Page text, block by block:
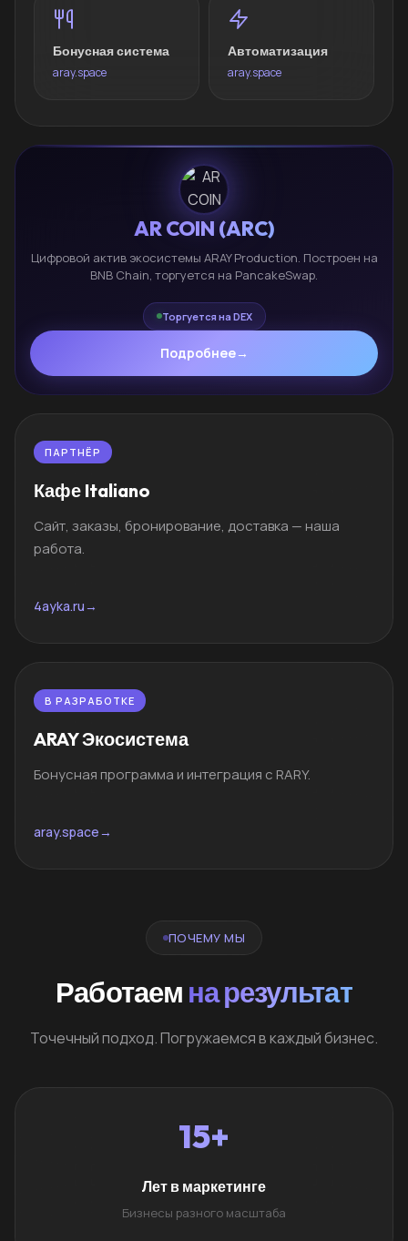
Бонусная система
aray.space
Автоматизация
aray.space
AR COIN (ARC)
Цифровой актив экосистемы ARAY Production. Построен на
BNB Chain, торгуется на PancakeSwap.
Торгуется на DEX
Подробнее→
ПАРТНЁР
Кафе Italiano
Сайт, заказы, бронирование, доставка — наша
работа.
4ayka.ru→
В РАЗРАБОТКЕ
ARAY Экосистема
Бонусная программа и интеграция с RARY.
aray.space→
ПОЧЕМУ МЫ
Работаем на результат
Точечный подход. Погружаемся в каждый бизнес.
15+
Лет в маркетинге
Бизнесы разного масштаба